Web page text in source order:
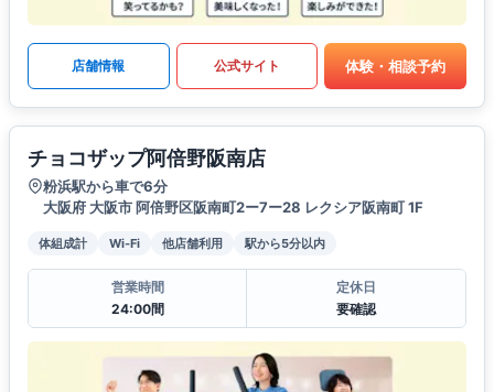
店舗情報 公式サイト 体験・相談予約
チョコザップ阿倍野阪南店
粉浜駅から車で6分
大阪府 大阪市 阿倍野区阪南町2ー7ー28 レクシア阪南町 1F
体組成計 Wi-Fi 他店舗利用 駅から5分以内
営業時間
24:00間
定休日
要確認